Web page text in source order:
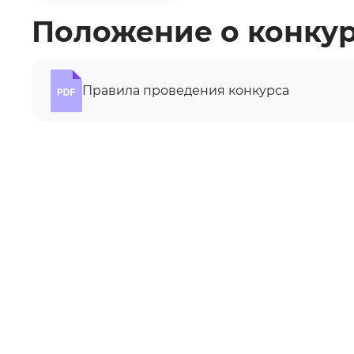
Положение о
Правила проведения конкурса